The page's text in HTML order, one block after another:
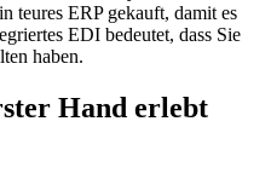
teures ERP gekauft, damit es
EDI bedeutet, dass Sie
haben.
Hand erlebt